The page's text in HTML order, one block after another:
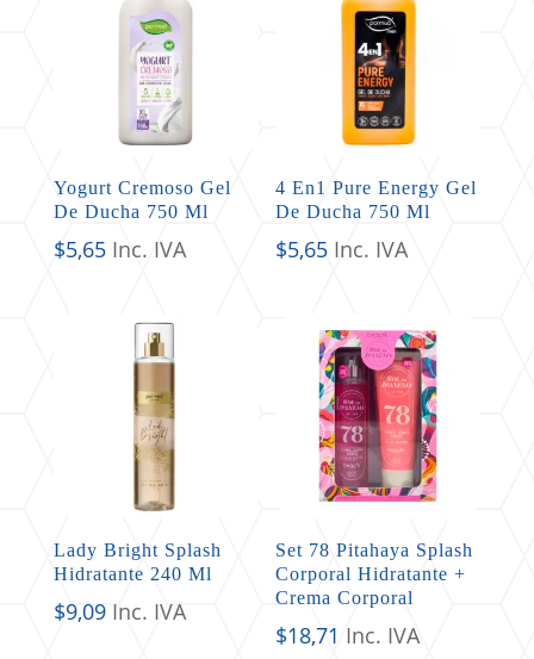
Yogurt Cremoso Gel
De Ducha 750 Ml
$5,65 Inc. IVA
4 En1 Pure Energy Gel
De Ducha 750 Ml
$5,65 Inc. IVA
Lady Bright Splash
Hidratante 240 Ml
$9,09 Inc. IVA
Set 78 Pitahaya Splash
Corporal Hidratante +
Crema Corporal
$18,71 Inc. IVA